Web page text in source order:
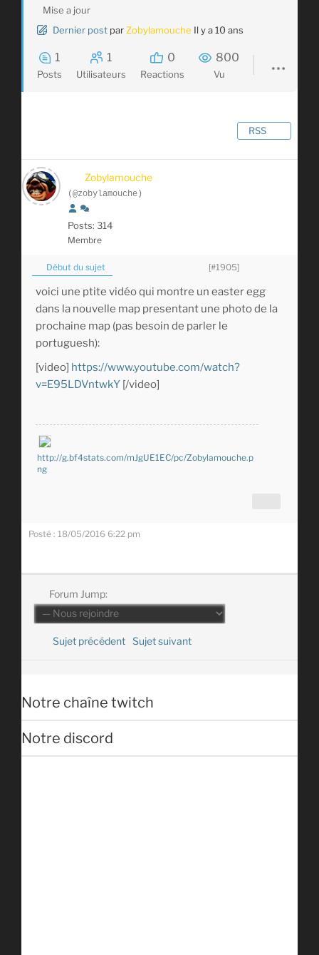
Mise a jour
Dernier post parZobylamouche Il y a 10 ans
1
Posts
1
Utilisateurs
0
Reactions
800
Vu
RSS
Zobylamouche
(@zobylamouche)
Posts: 314
Membre
Début du sujet [#1905]
voici une ptite vidéo qui montre un easter egg
dans la nouvelle map presentant une photo de la
prochaine map (pas besoin de parler le
portuguesh):
[video] https://www.youtube.com/watch?
v=E95LDVntwkY [/video]
http://g.bf4stats.com/mJgUE1EC/pc/Zobylamouche.p
ng
Posté : 18/05/2016 6:22 pm
Forum Jump:
Sujet précédent Sujet suivant
Notre chaîne twitch
Notre discord